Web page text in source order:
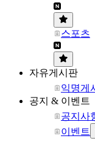
스포츠
자유게시판
익명게
공지 & 이벤트
공지사
이벤트